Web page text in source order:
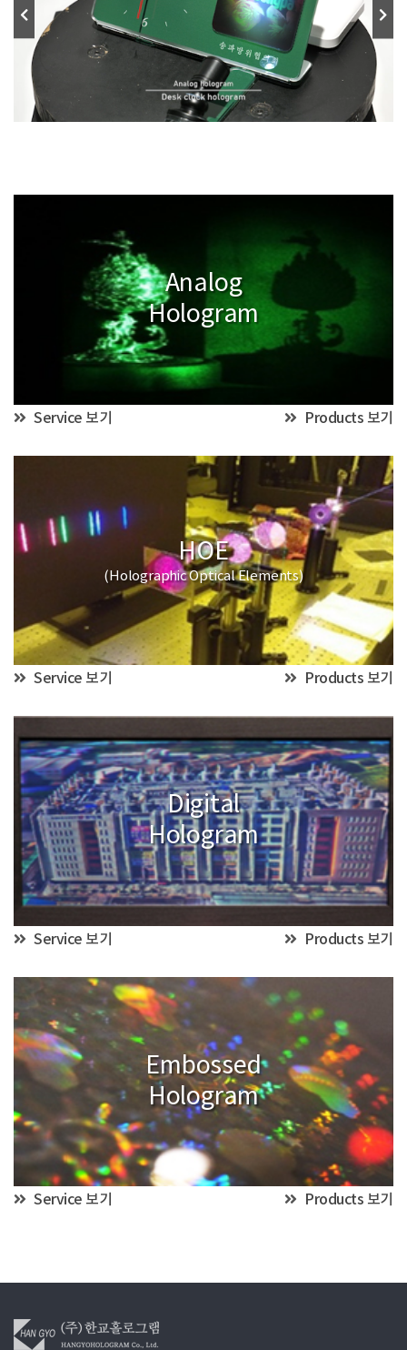
Analog
Hologram
Service 보기 Products 보기
HOE
(Holographic Optical Elements)
Service 보기 Products 보기
Digital
Hologram
Service 보기 Products 보기
Embossed
Hologram
Service 보기 Products 보기